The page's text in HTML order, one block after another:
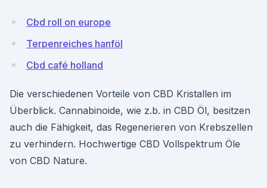
Cbd roll on europe
Terpenreiches hanföl
Cbd café holland
Die verschiedenen Vorteile von CBD Kristallen im
Überblick. Cannabinoide, wie z.b. in CBD Öl, besitzen
auch die Fähigkeit, das Regenerieren von Krebszellen
zu verhindern. Hochwertige CBD Vollspektrum Öle
von CBD Nature.